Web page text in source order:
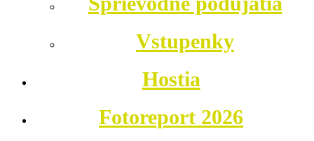
Vstupenky
Hostia
Fotoreport 2026